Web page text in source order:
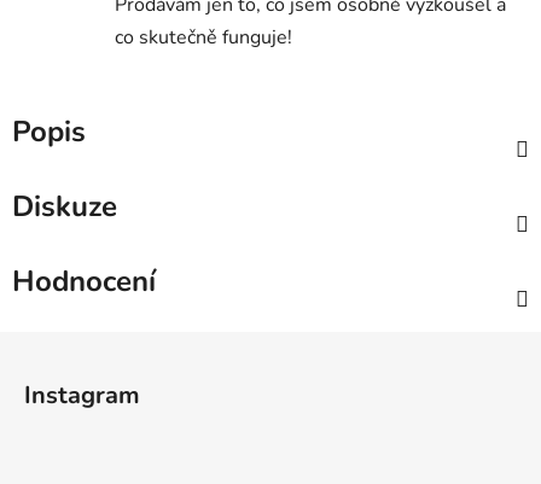
co skutečně funguje!
Popis
Diskuze
Hodnocení
Instagram